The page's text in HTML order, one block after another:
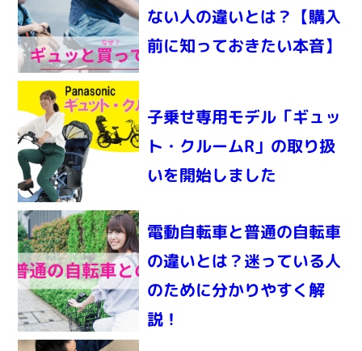
ない人の違いとは？【購入
前に知っておきたい本音】
子乗せ専用モデル「ギュッ
ト・クルームR」の取り扱
いを開始しました
電動自転車と普通の自転車
の違いとは？迷っている人
のために分かりやすく解
説！